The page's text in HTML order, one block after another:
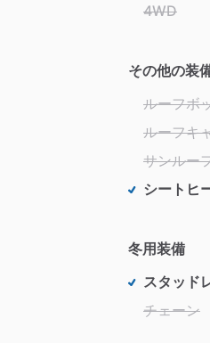
4WD
その他の装
ルーフボ
ルーフキ
サンルー
シートヒ
冬用装備
スタッド
チェーン